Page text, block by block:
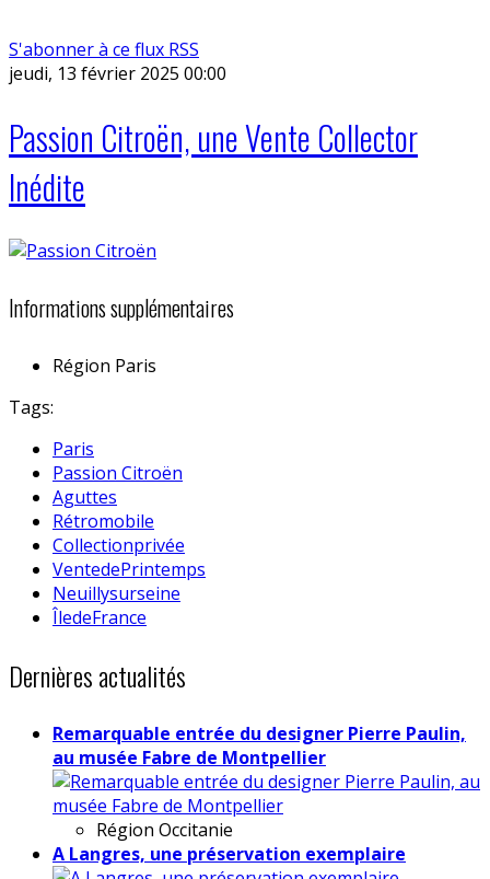
S'abonner à ce flux RSS
jeudi, 13 février 2025 00:00
Passion Citroën, une Vente Collector
Inédite
Informations supplémentaires
Région Paris
Tags:
Paris
Passion Citroën
Aguttes
Rétromobile
Collectionprivée
VentedePrintemps
Neuillysurseine
ÎledeFrance
Dernières actualités
Remarquable entrée du designer Pierre Paulin,
au musée Fabre de Montpellier
Région Occitanie
A Langres, une préservation exemplaire